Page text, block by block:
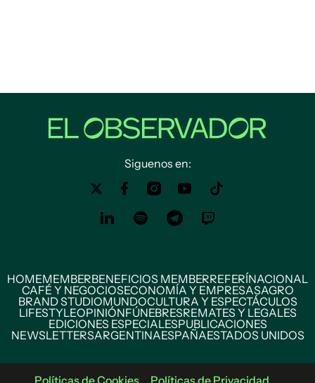
Siguenos en:
HOMEMEMBERBENEFICIOS MEMBERREFERÍNACIONAL
CAFÉ Y NEGOCIOSECONOMÍA Y EMPRESASAGRO
BRAND STUDIOMUNDOCULTURA Y ESPECTÁCULOS
LIFESTYLEOPINIÓNFÚNEBRESREMATES Y LEGALES
EDICIONES ESPECIALESPUBLICACIONES
NEWSLETTERSARGENTINAESPAÑAESTADOS UNIDOS
Políticas de Cookies Políticas de Privacidad